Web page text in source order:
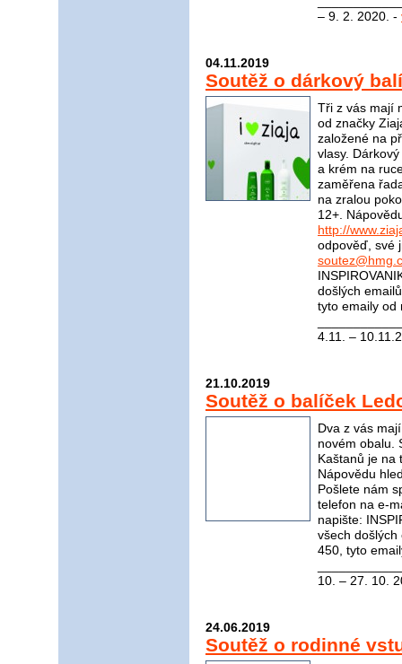
– 9. 2. 2020. -
04.11.2019
Soutěž o dárkový
Tři z vás mají
od značky
založené na
vlasy.
a krém na
zaměřena
na zralou
12+.
http://
odpověď, své
došlých
tyto emaily od
4.11. –
21.10.2019
Soutěž o balíček
Dva z vás
novém obalu.
Kaštanů je na
Nápovědu
Pošlete nám
telefon na e-
napište:
všech
450, tyto
10. – 27. 10.
24.06.2019
Soutěž o rodinné